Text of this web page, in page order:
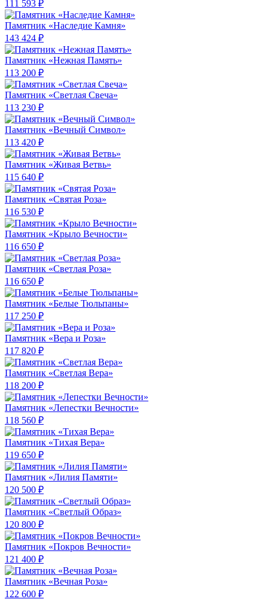
111 593 ₽
Памятник «Наследие Камня»
143 424 ₽
Памятник «Нежная Память»
113 200 ₽
Памятник «Светлая Свеча»
113 230 ₽
Памятник «Вечный Символ»
113 420 ₽
Памятник «Живая Ветвь»
115 640 ₽
Памятник «Святая Роза»
116 530 ₽
Памятник «Крыло Вечности»
116 650 ₽
Памятник «Светлая Роза»
116 650 ₽
Памятник «Белые Тюльпаны»
117 250 ₽
Памятник «Вера и Роза»
117 820 ₽
Памятник «Светлая Вера»
118 200 ₽
Памятник «Лепестки Вечности»
118 560 ₽
Памятник «Тихая Вера»
119 650 ₽
Памятник «Лилия Памяти»
120 500 ₽
Памятник «Светлый Образ»
120 800 ₽
Памятник «Покров Вечности»
121 400 ₽
Памятник «Вечная Роза»
122 600 ₽